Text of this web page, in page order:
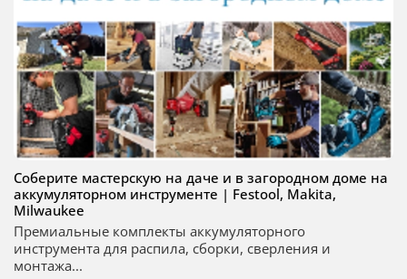
Соберите мастерскую на даче и в загородном доме на
аккумуляторном инструменте | Festool, Makita,
Milwaukee
Премиальные комплекты аккумуляторного
инструмента для распила, сборки, сверления и
монтажа...